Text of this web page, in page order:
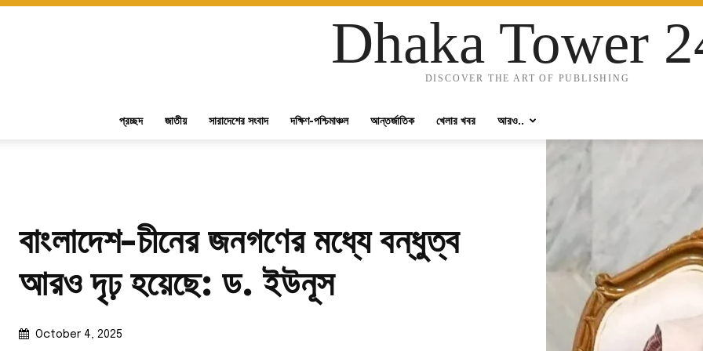
Dhaka Tower
DISCOVER THE ART OF PUBLISHING
প্রচ্ছদ জাতীয় সারাদেশের সংবাদ দক্ষিণ-পশ্চিমাঞ্চল আন্তর্জাতিক খেলার খবর আরও..
বাংলাদেশ-চীনের জনগণের মধ্যে বন্ধুত্ব
আরও দৃঢ় হয়েছে: ড. ইউনূস
October 4, 2025